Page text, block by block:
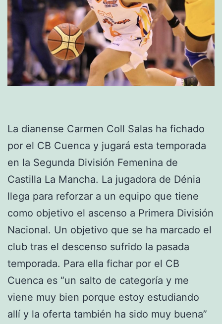
La dianense Carmen Coll Salas ha fichado
por el CB Cuenca y jugará esta temporada
en la Segunda División Femenina de
Castilla La Mancha. La jugadora de Dénia
llega para reforzar a un equipo que tiene
como objetivo el ascenso a Primera División
Nacional. Un objetivo que se ha marcado el
club tras el descenso sufrido la pasada
temporada. Para ella fichar por el CB
Cuenca es “un salto de categoría y me
viene muy bien porque estoy estudiando
allí y la oferta también ha sido muy buena”